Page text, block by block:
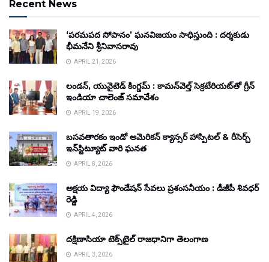
Recent News
‘పరమపద సోపానం’ ఘనవిజయం సాధిస్తుంది : దర్శకుడు
భీమనేని శ్రీనివాసరావు
APRIL 21, 2026
లండన్, యునైటెడ్ కింగ్డమ్ : కామన్‌వెల్త్ సెక్రటేరియట్‌తో గ్రీన్
ఇండియా చాలెంజ్ సమావేశం
APRIL 19, 2026
బసవతారకం ఇండో అమెరికన్ క్యాన్సర్ హాస్పిటల్ & రీసెర్చ్
ఇన్‌స్టిట్యూట్ వారి ఘనత
APRIL 8, 2026
అక్షయ విద్యా ఫౌండేషన్ సేవలు ప్రశంసనీయం : డీజీపీ శివధర్
రెడ్డి
APRIL 4, 2026
దక్షిణాసియా టెక్స్‌టైల్ రాజధానిగా తెలంగాణ
APRIL 3, 2026